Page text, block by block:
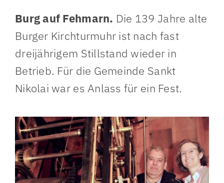
Burg auf Fehmarn. Die 139 Jahre alte
Burger Kirchturmuhr ist nach fast
dreijährigem Stillstand wieder in
Betrieb. Für die Gemeinde Sankt
Nikolai war es Anlass für ein Fest.